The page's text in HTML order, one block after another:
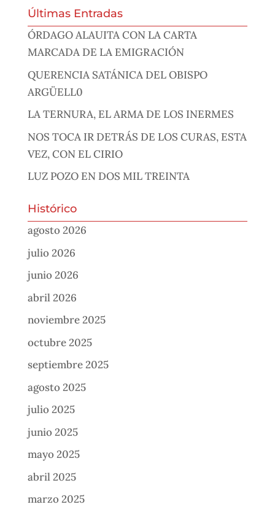
Últimas Entradas
ÓRDAGO ALAUITA CON LA CARTA
MARCADA DE LA EMIGRACIÓN
QUERENCIA SATÁNICA DEL OBISPO
ARGÜELL0
LA TERNURA, EL ARMA DE LOS INERMES
NOS TOCA IR DETRÁS DE LOS CURAS, ESTA
VEZ, CON EL CIRIO
LUZ POZO EN DOS MIL TREINTA
Histórico
agosto 2026
julio 2026
junio 2026
abril 2026
noviembre 2025
octubre 2025
septiembre 2025
agosto 2025
julio 2025
junio 2025
mayo 2025
abril 2025
marzo 2025